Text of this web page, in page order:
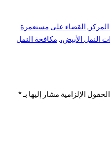
, القضاء على مستعمرة
النمل الأبيض، ,مكافحة النمل
الإلزامية مشار إليها بـ*